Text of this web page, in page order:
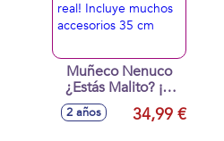
Muñeco Nenuco
¿Estás Malito? ¡el
termómetro tiene
luz real! Incluye
2 años 34,99 €